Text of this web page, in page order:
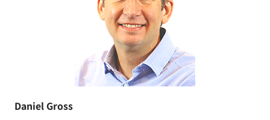
Daniel Gross